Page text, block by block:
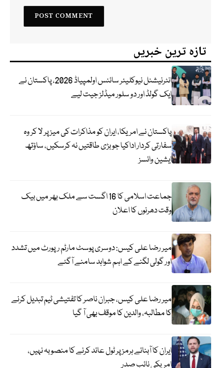
تازہ ترین خبریں
انٹرنیشنل نیوکلیئر سائنس اولمپیاڈ 2026، پاکستان نے
ایک گولڈ اور دو سلور میڈلز جیت لیے
پاکستان نے امریکا، ایران کو مذاکرات کی میز پر لا کر وہ
سفارتی کردار اداکیا جو بڑی طاقتیں نہ کرسکیں، ساؤتھ
ایشین وائسز
جماعت اسلامی کا 16 اگست سے ملک بھر میں بیک
وقت دھرنوں کا اعلان
میر رضا علی کیس: دوسری پوسٹ مارٹم رپورٹ میں تشدد
اور گولی لگنے کے اہم شواہد سامنے آگئے
میر رضا علی کیس، جبران ناصر کا تفتیشی ٹیم تبدیل کرنے
کا مطالبہ، والدین کا موقف بھی آ گیا
ایران کا آبنائے ہرمز پر ٹول عائد کرنے کا منصوبہ نہیں،
امریکی نائب صدر